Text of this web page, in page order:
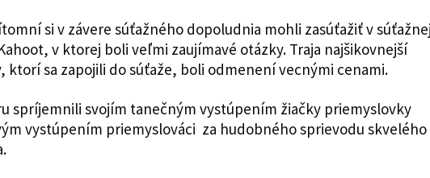
si v závere súťažného dopoludnia mohli zasúťažiť v súťažnej
v ktorej boli veľmi zaujímavé otázky. Traja najšikovnejší
ktorí sa zapojili do súťaže, boli odmenení vecnými cenami.
spríjemnili svojím tanečným vystúpením žiačky priemyslovky
vystúpením priemyslováci za hudobného sprievodu skvelého